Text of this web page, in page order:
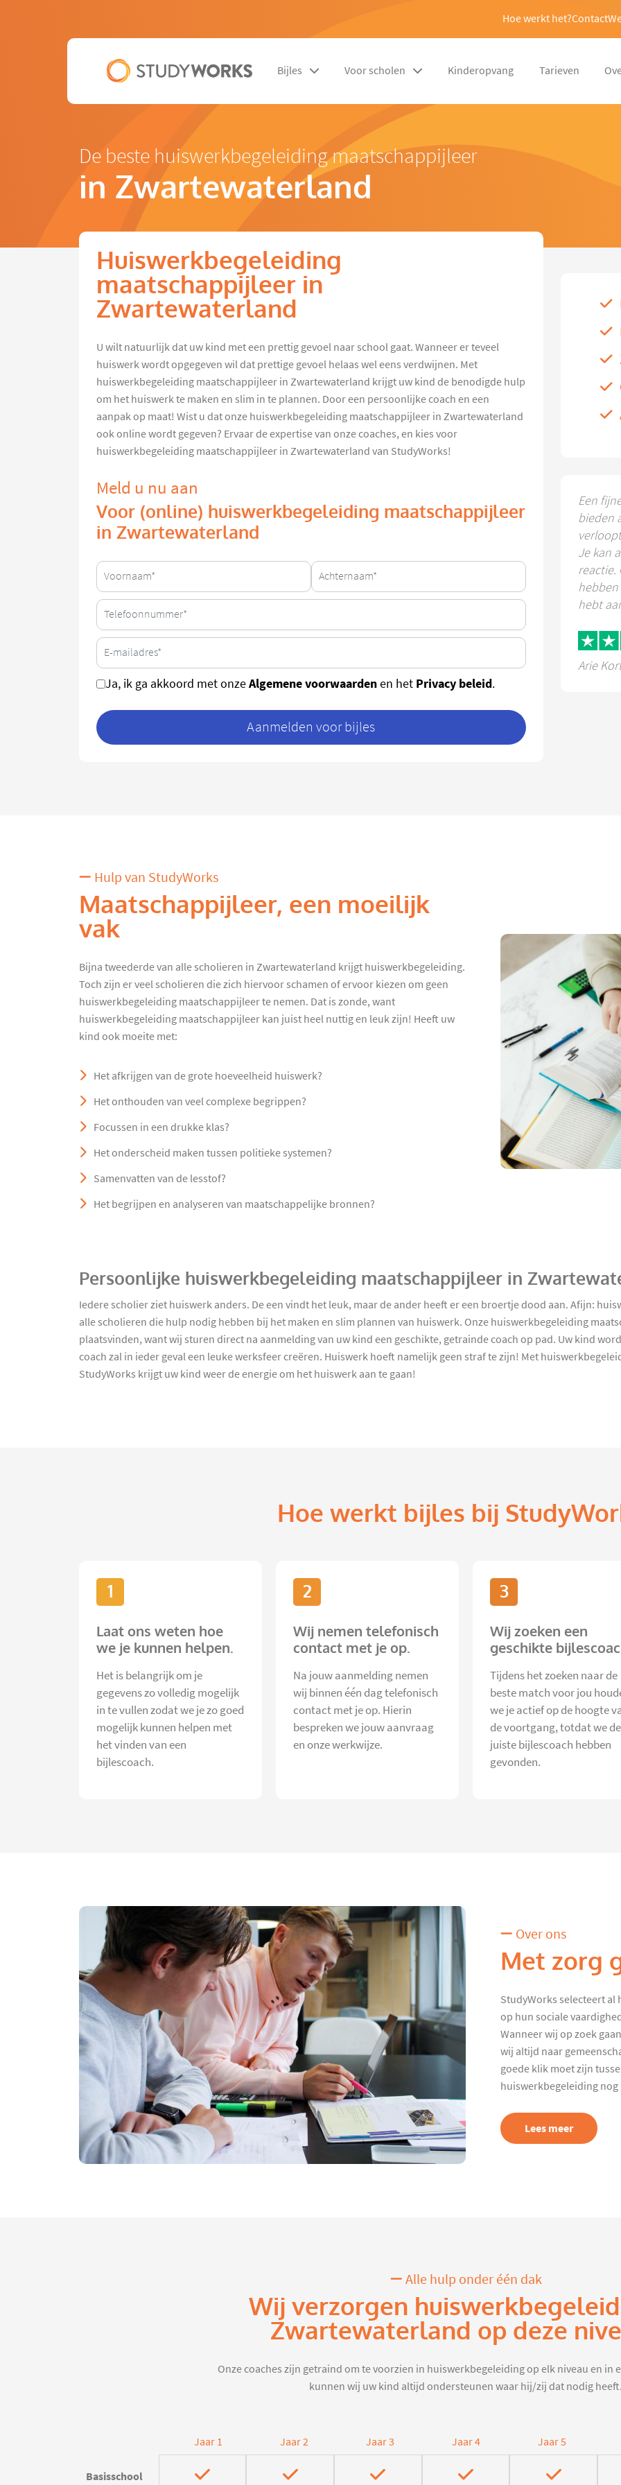
Hoe werkt het?Contact
Bijles Voor scholen Kinderopvang Tarieven
De beste huiswerkbegeleiding maatschappijleer
in Zwartewaterland
Huiswerkbegeleiding
maatschappijleer in
Zwartewaterland
U wilt natuurlijk dat uw kind met een prettig gevoel naar school gaat. Wanneer er teveel
huiswerk wordt opgegeven wil dat prettige gevoel helaas wel eens verdwijnen. Met
huiswerkbegeleiding maatschappijleer in Zwartewaterland krijgt uw kind de benodigde hulp
om het huiswerk te maken en slim in te plannen. Door een persoonlijke coach en een
aanpak op maat! Wist u dat onze huiswerkbegeleiding maatschappijleer in Zwartewaterland
ook online wordt gegeven? Ervaar de expertise van onze coaches, en kies voor
huiswerkbegeleiding maatschappijleer in Zwartewaterland van StudyWorks!
Meld u nu aan
Voor (online) huiswerkbegeleiding maatschappijleer
in Zwartewaterland
Ja, ik ga akkoord met onzeAlgemene voorwaardenen het Privacy beleid.
Aanmelden voor bijles
Een
bieden
Je kan
reactie.
hebben
hebt
Arie
Hulp van StudyWorks
Maatschappijleer, een moeilijk
vak
Bijna tweederde van alle scholieren in Zwartewaterland krijgt huiswerkbegeleiding.
Toch zijn er veel scholieren die zich hiervoor schamen of ervoor kiezen om geen
huiswerkbegeleiding maatschappijleer te nemen. Dat is zonde, want
huiswerkbegeleiding maatschappijleer kan juist heel nuttig en leuk zijn! Heeft uw
kind ook moeite met:
Het afkrijgen van de grote hoeveelheid huiswerk?
Het onthouden van veel complexe begrippen?
Focussen in een drukke klas?
Het onderscheid maken tussen politieke systemen?
Samenvatten van de lesstof?
Het begrijpen en analyseren van maatschappelijke bronnen?
Persoonlijke huiswerkbegeleiding maatschappijleer in
Iedere scholier ziet huiswerk anders. De een vindt het leuk, maar de ander heeft er een broertje dood aan. Afijn:
alle scholieren die hulp nodig hebben bij het maken en slim plannen van huiswerk. Onze huiswerkbegeleiding
plaatsvinden, want wij sturen direct na aanmelding van uw kind een geschikte, getrainde coach op pad. Uw kind
coach zal in ieder geval een leuke werksfeer creëren. Huiswerk hoeft namelijk geen straf te zijn! Met
StudyWorks krijgt uw kind weer de energie om het huiswerk aan te gaan!
Hoe werkt bijles bij
1
Laat ons weten hoe
we je kunnen helpen.
Het is belangrijk om je
gegevens zo volledig mogelijk
in te vullen zodat we je zo goed
mogelijk kunnen helpen met
het vinden van een
bijlescoach.
2
Wij nemen telefonisch
contact met je op.
Na jouw aanmelding nemen
wij binnen één dag telefonisch
contact met je op. Hierin
bespreken we jouw aanvraag
en onze werkwijze.
3
Wij zoeken een
geschikte
Tijdens het zoeken naar de
beste match voor jou
we je actief op de hoogte
de voortgang, totdat we de
juiste bijlescoach hebben
gevonden.
Over ons
Met zorg
StudyWorks selecteert al
op hun sociale
Wanneer wij op zoek
wij altijd naar
goede klik moet zijn
huiswerkbegeleiding
Lees meer
Alle hulp onder één dak
Wij verzorgen
Zwartewaterland op deze
Onze coaches zijn getraind om te voorzien in huiswerkbegeleiding op elk niveau en in
kunnen wij uw kind altijd ondersteunen waar hij/zij dat nodig heeft.
Jaar 1 Jaar 2 Jaar 3 Jaar 4 Jaar 5
Basisschool